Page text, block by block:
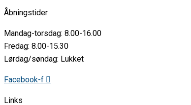
Gorenje FN6192PX ZOF2869H 728793 •
Gorenje FN61CHSY2W ZOF2869A 728410 •
Gorenje FN61CSY2W ZOF2869A 468385 •
Gorenje FN6601 ZOF2869A 468494 •
Gorenje FN6601S ZOF2869A 468496 •
Gorenje FN6602 ZOF2869A 468495 •
Gorenje FN6602S ZOF2869A 468497 •
Åbningstider
Mandag-torsdag: 8.00-16.00
Fredag: 8.00-15.30
Lørdag/søndag: Lukket
Facebook-f
Links